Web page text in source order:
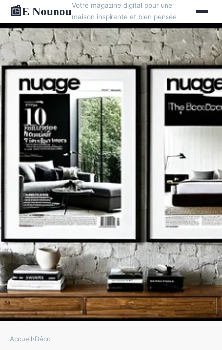
📰E NounouVotre magazine digital pour une
maison inspirante et bien pensée
Accueil›Déco